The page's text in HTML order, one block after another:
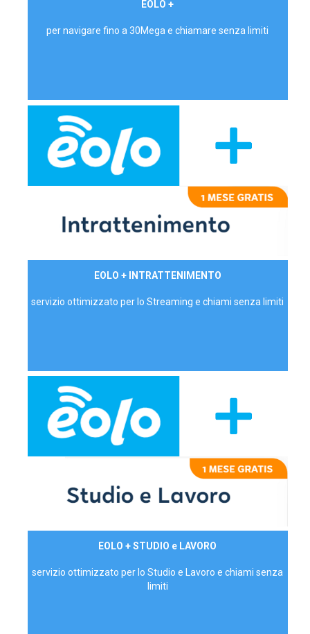
EOLO +
per navigare fino a 30Mega e chiamare senza limiti
EOLO + INTRATTENIMENTO
servizio ottimizzato per lo Streaming e chiami senza limiti
EOLO + STUDIO e LAVORO
servizio ottimizzato per lo Studio e Lavoro e chiami senza
limiti